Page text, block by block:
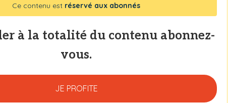
Ce contenu est réservé aux abonnés
à la totalité du contenu abonnez-
vous.
JE PROFITE